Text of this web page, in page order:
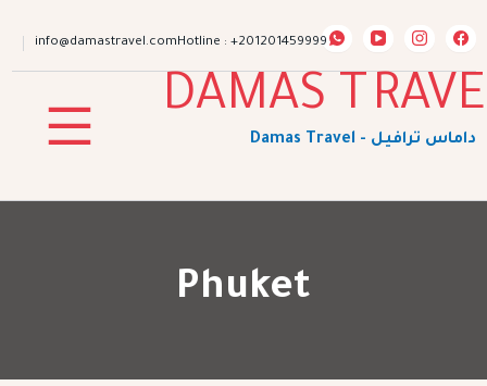
Hotline : +201201459999
info@damastravel.com
Phuket